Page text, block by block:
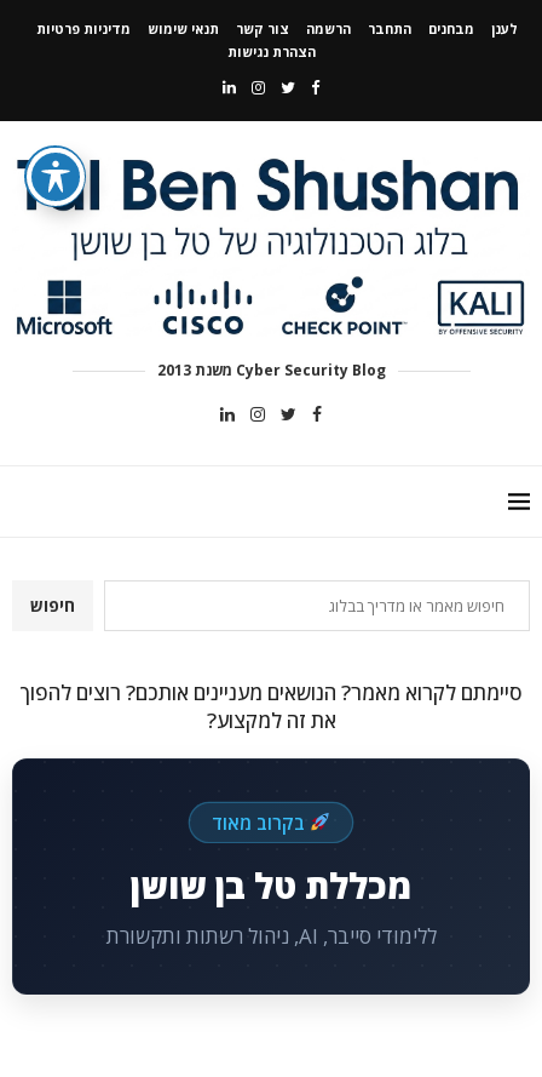
לענן מבחנים התחבר הרשמה צור קשר תנאי שימוש
מדיניות פרטיות
הצהרת נגישות
Cyber Security Blog משנת 2013
חיפוש
סיימתם לקרוא מאמר? הנושאים מעניינים אותכם? רוצים להפוך
את זה למקצוע?
בקרוב מאוד
מכללת טל בן שושן
ללימודי סייבר, AI, ניהול רשתות ותקשורת